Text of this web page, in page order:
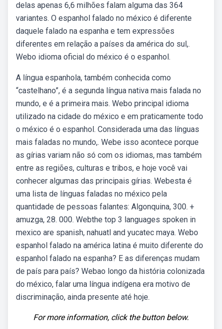
delas apenas 6,6 milhões falam alguma das 364
variantes. O espanhol falado no méxico é diferente
daquele falado na espanha e tem expressões
diferentes em relação a países da américa do sul,.
Webo idioma oficial do méxico é o espanhol.
A língua espanhola, também conhecida como
“castelhano”, é a segunda língua nativa mais falada no
mundo, e é a primeira mais. Webo principal idioma
utilizado na cidade do méxico e em praticamente todo
o méxico é o espanhol. Considerada uma das línguas
mais faladas no mundo,. Webe isso acontece porque
as gírias variam não só com os idiomas, mas também
entre as regiões, culturas e tribos, e hoje você vai
conhecer algumas das principais gírias. Webesta é
uma lista de línguas faladas no méxico pela
quantidade de pessoas falantes: Algonquina, 300. +
amuzga, 28. 000. Webthe top 3 languages spoken in
mexico are spanish, nahuatl and yucatec maya. Webo
espanhol falado na américa latina é muito diferente do
espanhol falado na espanha? E as diferenças mudam
de país para país? Webao longo da história colonizada
do méxico, falar uma língua indígena era motivo de
discriminação, ainda presente até hoje.
For more information, click the button below.